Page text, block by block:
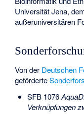
Universität Jena,
außeruniversitären
Von der Deutschen
geförderte
SFB 1076
Verknüpfungen